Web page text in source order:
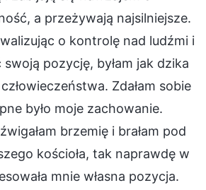
a przeżywają najsilniejsze.
o kontrolę nad ludźmi i
pozycję, byłam jak dzika
Zdałam sobie
było moje zachowanie.
brzemię i brałam pod
kościoła, tak naprawdę w
mnie własna pozycja.